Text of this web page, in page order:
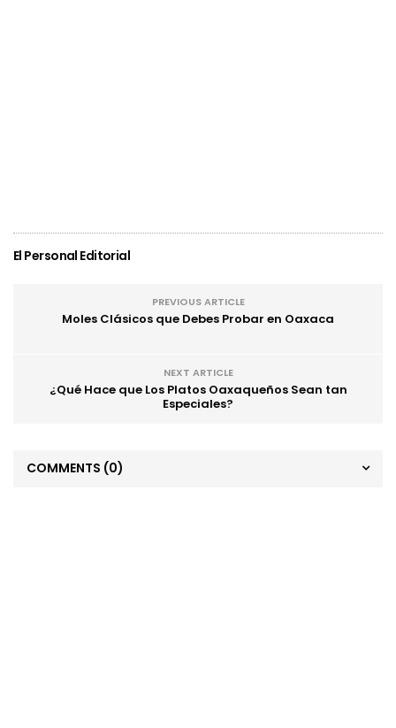
El Personal Editorial
PREVIOUS ARTICLE
Moles Clásicos que Debes Probar en Oaxaca
NEXT ARTICLE
¿Qué Hace que Los Platos Oaxaqueños Sean tan
Especiales?
COMMENTS (0)